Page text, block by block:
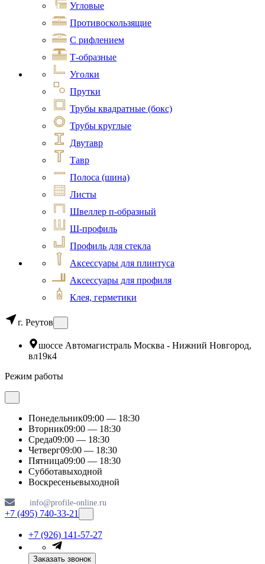
Угловые
Противоскользящие
С рифлением
Т-образные
Уголки
Прутки
Трубы квадратные (бокс)
Трубы круглые
Двутавр
Тавр
Полоса (шина)
Листы
Швеллер п-образный
Ш-профиль
Профиль для стекла
Аксессуары для плинтуса
Аксессуары для профиля
Клея, герметики
г. Реутов
шоссе Автомагистраль Москва - Нижний Новгород,
вл19к4
Режим работы
Понедельник09:00 — 18:30
Вторник09:00 — 18:30
Среда09:00 — 18:30
Четверг09:00 — 18:30
Пятница09:00 — 18:30
Субботавыходной
Воскресеньевыходной
info@profile-online.ru
+7 (495) 740-33-21
+7 (926) 141-57-27
Заказать звонок